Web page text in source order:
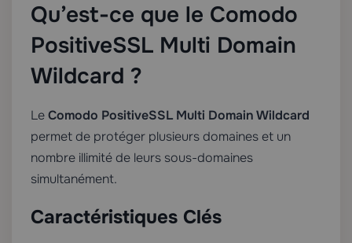
Qu’est-ce que le Comodo
PositiveSSL Multi Domain
Wildcard ?
LeComodo PositiveSSL Multi Domain Wildcard
permet de protéger plusieurs domaines et un
nombre illimité de leurs sous-domaines
simultanément.
Caractéristiques Clés